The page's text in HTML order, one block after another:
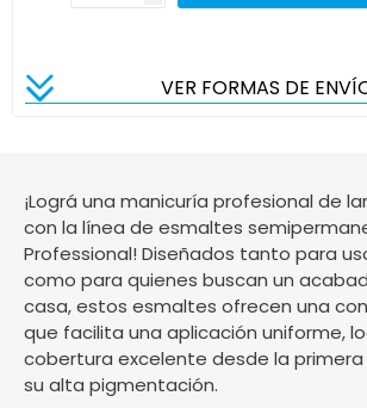
VER FORMAS DE
¡Lográ una manicuría profesional de
con la línea de esmaltes
Professional! Diseñados tanto para
como para quienes buscan un
casa, estos esmaltes ofrecen una
que facilita una aplicación uniforme,
cobertura excelente desde la
su alta pigmentación.